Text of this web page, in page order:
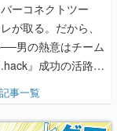
ーコネクトツー
が取る。だから、
男の熱意はチーム
』成功の活路を
山 洋に流れる血は
た【若ゲのいた
事一覧